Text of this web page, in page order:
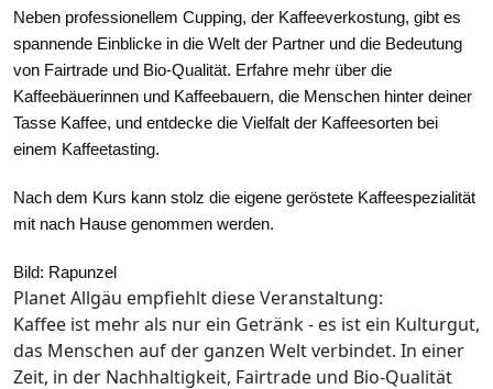
Neben professionellem Cupping, der Kaffeeverkostung, gibt es
spannende Einblicke in die Welt der Partner und die Bedeutung
von Fairtrade und Bio-Qualität. Erfahre mehr über die
Kaffeebäuerinnen und Kaffeebauern, die Menschen hinter deiner
Tasse Kaffee, und entdecke die Vielfalt der Kaffeesorten bei
einem Kaffeetasting.
Nach dem Kurs kann stolz die eigene geröstete Kaffeespezialität
mit nach Hause genommen werden.
Bild: Rapunzel
Planet Allgäu empfiehlt diese Veranstaltung:
Kaffee ist mehr als nur ein Getränk - es ist ein Kulturgut,
das Menschen auf der ganzen Welt verbindet. In einer
Zeit, in der Nachhaltigkeit, Fairtrade und Bio-Qualität